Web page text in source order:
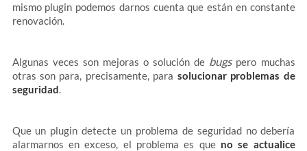
mismo plugin podemos darnos cuenta que están en constante
renovación.
Algunas veces son mejoras o solución de bugspero muchas
otras son para, precisamente, para solucionar problemas de
seguridad.
Que un plugin detecte un problema de seguridad no debería
alarmarnos en exceso, el problema es que no se actualice